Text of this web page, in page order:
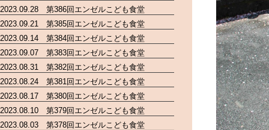
2023.09.28 第386回エンゼルこども食堂
2023.09.21 第385回エンゼルこども食堂
2023.09.14 第384回エンゼルこども食堂
2023.09.07 第383回エンゼルこども食堂
2023.08.31 第382回エンゼルこども食堂
2023.08.24 第381回エンゼルこども食堂
2023.08.17 第380回エンゼルこども食堂
2023.08.10 第379回エンゼルこども食堂
2023.08.03 第378回エンゼルこども食堂